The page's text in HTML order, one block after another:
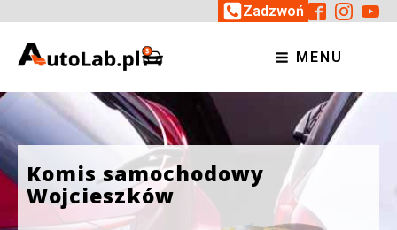
Zadzwoń
MENU
Komis samochodowy
Wojcieszków